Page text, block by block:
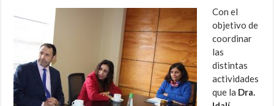
Con el
objetivo de
coordinar
las
distintas
actividades
que la Dra.